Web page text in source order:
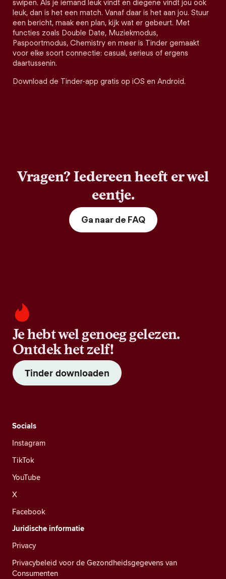
swipen. Als je iemand leuk vindt en diegene vindt jou ook
leuk, dan is het een match. Vanaf daar is het aan jou. Stuur
een bericht, maak een plan, kijk wat er gebeurt. Met
functies zoals Double Date, Muziekmodus,
Paspoortmodus, Chemistry en meer is Tinder gemaakt
voor elke soort connectie: casual, serieus of ergens
daartussenin.
Download de Tinder-app gratis op iOS en Android.
Vragen? Iedereen heeft er wel
eentje.
Ga naar de FAQ
Je hebt wel genoeg gelezen.
Ontdek het zelf!
Tinder downloaden
Socials
Instagram
TikTok
YouTube
X
Facebook
Juridische informatie
Privacy
Privacybeleid voor de Gezondheidsgegevens van
Consumenten